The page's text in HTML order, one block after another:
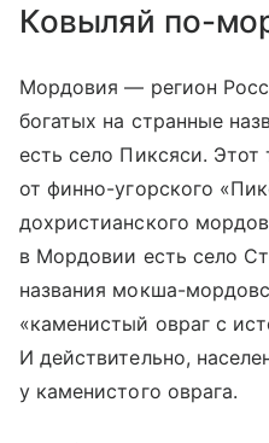
Ковыляй по-
Мордовия — регион
богатых на странные
есть село Пиксяси. Этот
от финно-угорского
дохристианского
в Мордовии есть село
названия мокша-
«каменистый овраг с
И действительно,
у каменистого оврага.